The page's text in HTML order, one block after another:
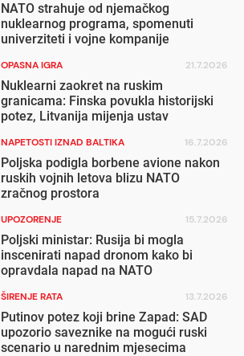
NATO strahuje od njemačkog
nuklearnog programa, spomenuti
univerziteti i vojne kompanije
OPASNA IGRA 21.7.2026
Nuklearni zaokret na ruskim
granicama: Finska povukla historijski
potez, Litvanija mijenja ustav
NAPETOSTI IZNAD BALTIKA 16.7.2026
Poljska podigla borbene avione nakon
ruskih vojnih letova blizu NATO
zračnog prostora
UPOZORENJE 15.7.2026
Poljski ministar: Rusija bi mogla
inscenirati napad dronom kako bi
opravdala napad na NATO
ŠIRENJE RATA 13.7.2026
Putinov potez koji brine Zapad: SAD
upozorio saveznike na mogući ruski
scenario u narednim mjesecima